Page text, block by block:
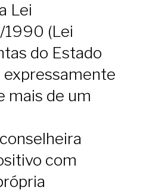
Lei
(Lei
do Estado
expressamente
mais de um
com